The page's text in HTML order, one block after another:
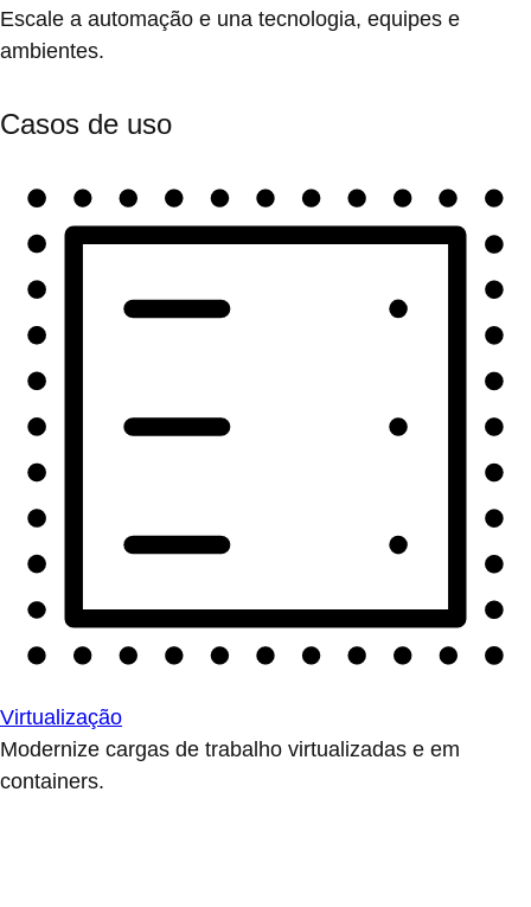
Escale a automação e una tecnologia, equipes e
ambientes.
Casos de uso
Virtualização
Modernize cargas de trabalho virtualizadas e em
containers.